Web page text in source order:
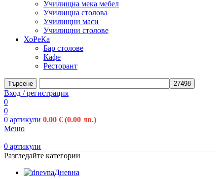
Училищна мека мебел
Училищна столова
Училищни маси
Училищни столове
ХоРеКа
Бар столове
Кафе
Ресторант
Търсене
Вход / регистрация
0
0
0 артикули 0.00 € (0.00 лв.)
Меню
0 артикули
Разгледайте категории
Дневна